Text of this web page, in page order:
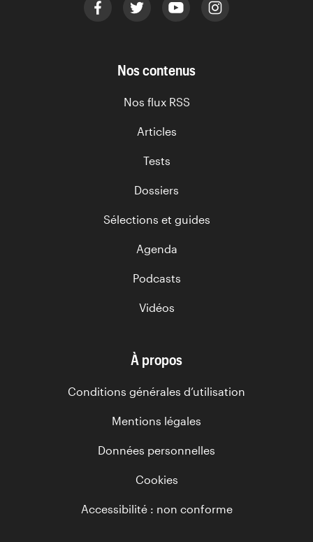
Nos contenus
Nos flux RSS
Articles
Tests
Dossiers
Sélections et guides
Agenda
Podcasts
Vidéos
À propos
Conditions générales d’utilisation
Mentions légales
Données personnelles
Cookies
Accessibilité : non conforme